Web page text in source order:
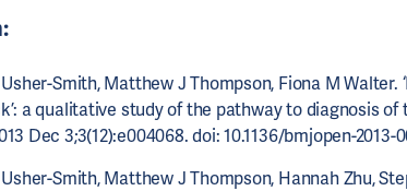
Smith, Matthew J Thompson, Fiona M Walter.
a qualitative study of the pathway to diagnosis of
Dec 3;3(12):e004068. doi: 10.1136/bmjopen-2013-
Smith, Matthew J Thompson, Hannah Zhu,